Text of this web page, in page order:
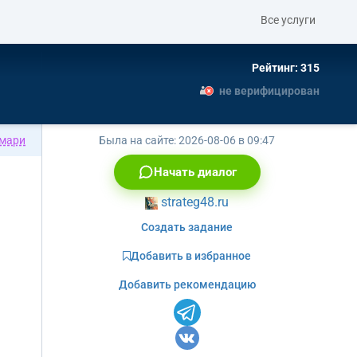
Все услуги
Рейтинг: 315
не верифицирован
Была на сайте:2026-08-06 в 09:47
Начать диалог
strateg48.ru
Создать задание
Добавить в избранное
Добавить рекомендацию